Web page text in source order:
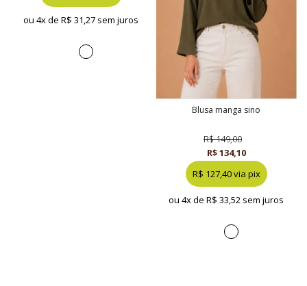
ou 4x de R$ 31,27 sem juros
blusa manga sino
R$ 149,00
R$ 134,10
R$ 127,40 via pix
ou 4x de R$ 33,52 sem juros